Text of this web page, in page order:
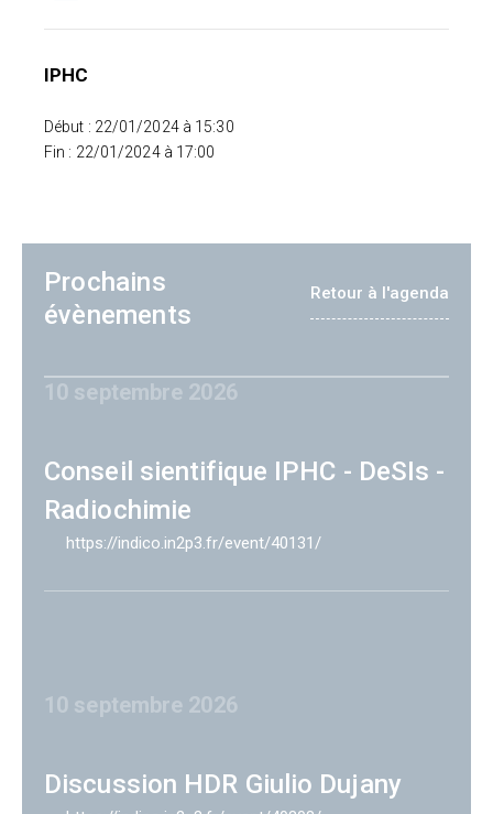
IPHC
Début : 22/01/2024 à 15:30
Fin : 22/01/2024 à 17:00
Prochains
évènements
Retour à l'agenda
10 septembre 2026
Conseil sientifique IPHC - DeSIs -
Radiochimie
https://indico.in2p3.fr/event/40131/
10 septembre 2026
Discussion HDR Giulio Dujany